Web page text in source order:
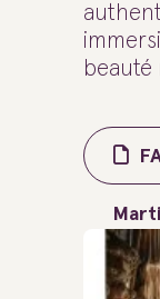
beauté